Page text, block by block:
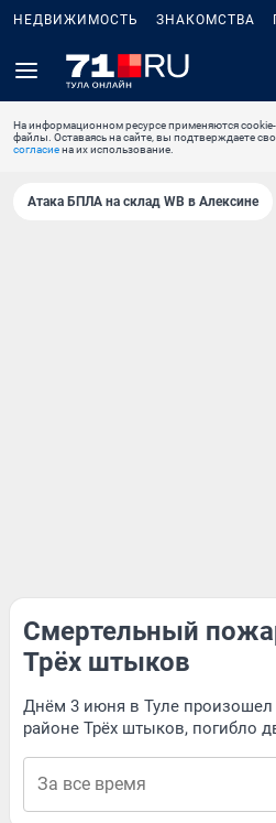
НЕДВИЖИМОСТЬ ЗНАКОМСТВА
На информационном ресурсе применяются cookie-
файлы. Оставаясь на сайте, вы подтверждаете
согласиена их использование.
Атака БПЛА на склад WB в Алексине
Смертельный
Трёх штыков
Днём 3 июня в Туле
районе Трёх штыков, погибло